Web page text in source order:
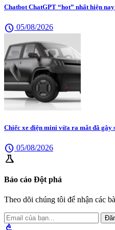
Chatbot ChatGPT “hot” nhất hiện
schedule 05/08/2026
Chiếc xe điện mini vừa ra mắt đã gây
schedule 05/08/2026
science
Báo cáo Đột phá
Theo dõi chúng tôi để nhận các